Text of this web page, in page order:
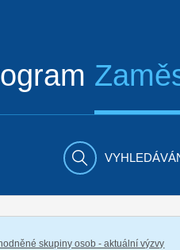
skupiny osob - aktuální výzvy